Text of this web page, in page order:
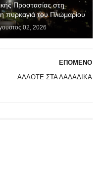
Προστασίας στη
πυρκαγιά του Πλωμαρίου
02, 2026
ΕΠΟΜΕΝΟ
ΑΛΛΟΤΕ ΣΤΑ ΛΑΔΑΔΙΚΑ